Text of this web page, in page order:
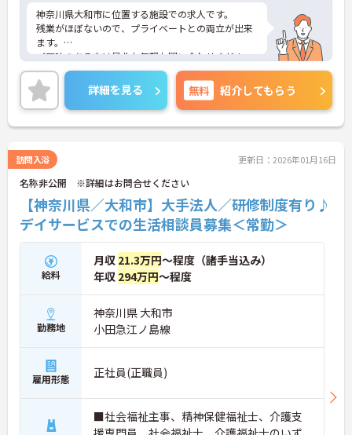
神奈川県大和市に位置する施設での求人です。
残業がほぼないので、プライベートとの両立が出来
ます。
ご興味のある方は是非お気軽お問い合わせくださ
い。
詳細を見る 無料 紹介してもらう
訪問入浴 更新日：2026年01月16日
名称非公開 ※詳細はお問合せください
【神奈川県／大和市】大手法人／研修制度有り♪
デイサービスでの生活相談員募集＜常勤＞
給料
月収 21.3万円～程度（諸手当込み）
年収 294万円～程度
勤務地
神奈川県 大和市
小田急江ノ島線
雇用形態 正社員(正職員)
■社会福祉主事、精神保健福祉士、介護支